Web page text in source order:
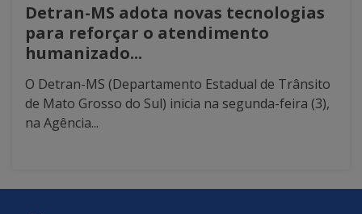
Detran-MS adota novas tecnologias
para reforçar o atendimento
humanizado...
O Detran-MS (Departamento Estadual de Trânsito
de Mato Grosso do Sul) inicia na segunda-feira (3),
na Agência...